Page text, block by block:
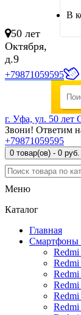
В
50 лет
Октября,
д.9
+79871059595
г. Уфа, ул. 50 лет
Звони! Ответим
+79871059595
0 товар(ов) - 0 руб.
Меню
Каталог
Главная
Смартфоны
Redmi